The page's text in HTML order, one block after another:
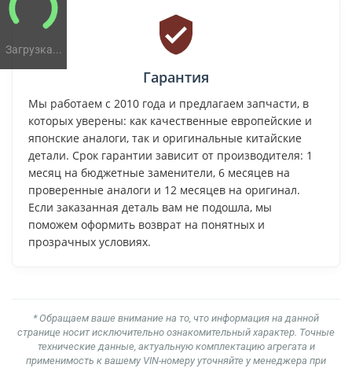
Загрузка...
Гарантия
Мы работаем с 2010 года и предлагаем запчасти, в
которых уверены: как качественные европейские и
японские аналоги, так и оригинальные китайские
детали. Срок гарантии зависит от производителя: 1
месяц на бюджетные заменители, 6 месяцев на
проверенные аналоги и 12 месяцев на оригинал.
Если заказанная деталь вам не подошла, мы
поможем оформить возврат на понятных и
прозрачных условиях.
* Обращаем ваше внимание на то, что информация на данной
странице носит исключительно ознакомительный характер. Точные
технические данные, актуальную комплектацию агрегата и
применимость к вашему VIN-номеру уточняйте у менеджера при